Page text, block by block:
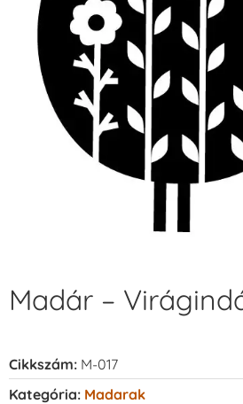
Madár –
Cikkszám: M-017
Kategória: Madarak